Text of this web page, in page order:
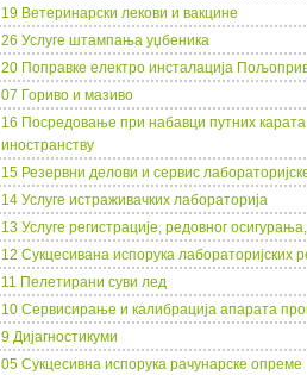
19 Ветеринарски лекови и вакцине
26 Услуге штампања уџбеника
20 Поправке електро инсталација
07 Горивo и мазиво
16 Посредовање при набавци путних
иностранству
15 Резервни делови и сервис
14 Услуге истраживачких лабораторија
13 Услуге регистрације, редовног
12 Сукцесивана испорука лабораторијских
11 Пелетирани суви лед
10 Сервисирање и калибрација апарата
9 Дијагностикуми
05 Сукцесивна испорука рачунарске опреме